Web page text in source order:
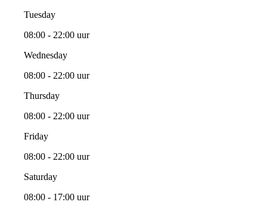
Tuesday
08:00 - 22:00 uur
Wednesday
08:00 - 22:00 uur
Thursday
08:00 - 22:00 uur
Friday
08:00 - 22:00 uur
Saturday
08:00 - 17:00 uur